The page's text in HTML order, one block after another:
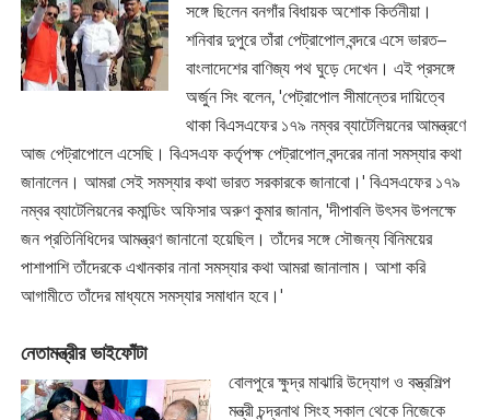
সঙ্গে ছিলেন বনগাঁর বিধায়ক অশোক কির্তনীয়া।
শনিবার দুপুরে তাঁরা পেট্রাপোল বন্দরে এসে ভারত–
বাংলাদেশের বাণিজ্য পথ ঘুড়ে দেখেন। এই প্রসঙ্গে
অর্জুন সিং বলেন, '‌পেট্রাপোল সীমান্তের দায়িত্বে
থাকা বিএসএফের ১৭৯ নম্বর ব্যাটেলিয়নের আমন্ত্রণে
আজ পেট্রাপোলে এসেছি। বিএসএফ কর্তৃপক্ষ পেট্রাপোল বন্দরের নানা সমস্যার কথা
জানালেন। আমরা সেই সমস্যার কথা ভারত সরকারকে জানাবো।' বিএসএফের ১৭৯
নম্বর ব্যাটেলিয়নের কমান্ডিং অফিসার অরুণ কুমার জানান, 'দীপাবলি উৎসব উপলক্ষে
জন প্রতিনিধিদের আমন্ত্রণ জানানো হয়েছিল। তাঁদের সঙ্গে সৌজন্য বিনিময়ের
পাশাপাশি তাঁদেরকে এখানকার নানা সমস্যার কথা আমরা জানালাম। আশা করি
আগামীতে তাঁদের মাধ্যমে সমস্যার সমাধান হবে।'‌
নেতামন্ত্রীর ভাইফোঁটা
বোলপুরে ক্ষুদ্র মাঝারি উদ্যোগ ও বস্ত্রশিল্প
মন্ত্রী চন্দ্রনাথ সিংহ সকাল থেকে নিজেকে